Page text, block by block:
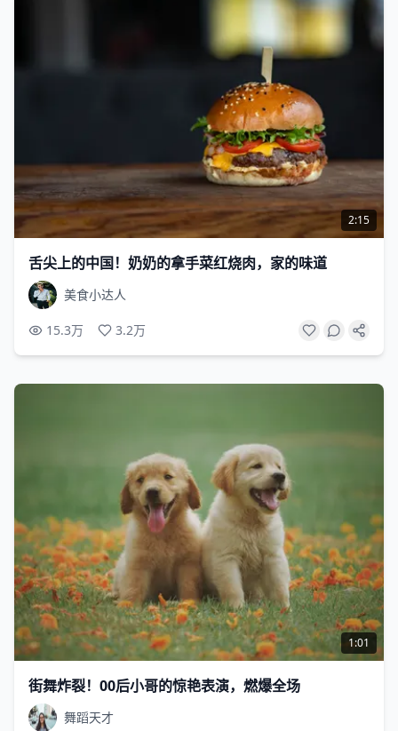
2:15
舌尖上的中国！奶奶的拿手菜红烧肉，家的味道
美食小达人
15.3万 3.2万
1:01
街舞炸裂！00后小哥的惊艳表演，燃爆全场
舞蹈天才